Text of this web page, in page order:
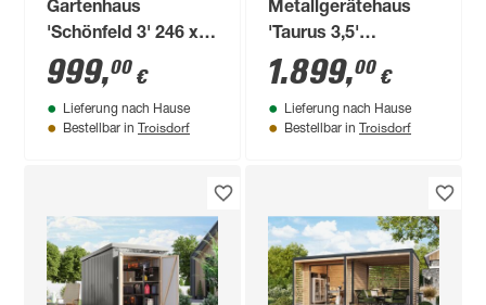
Gartenhaus
'Schönfeld 3' 246 x
186 x 197 cm
naturfarben
999,00 €
Lieferung nach Hause
Bestellbar in Troisdorf
Metallgerätehaus
'Taurus 3,5'
graualuminium 290 x
213 x 292 cm
1.899,00 €
Lieferung nach Hause
Bestellbar in Troisdorf